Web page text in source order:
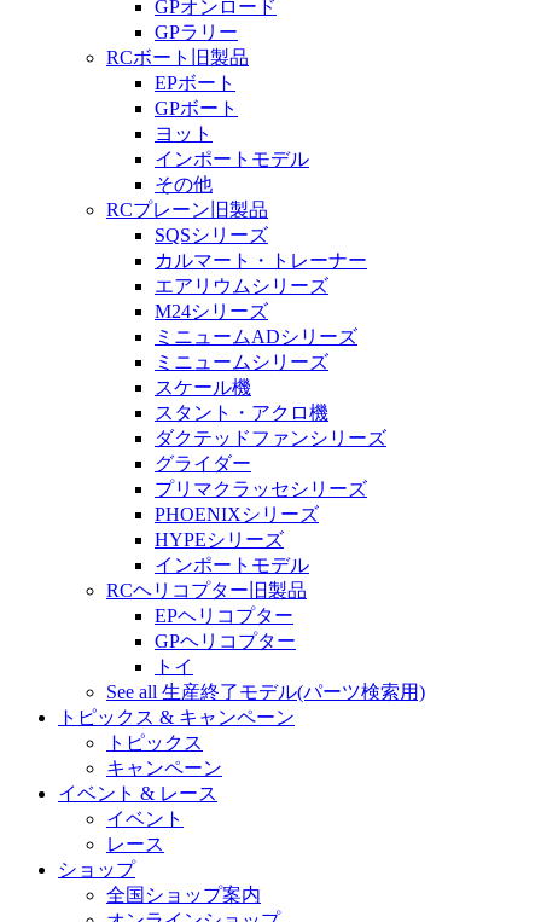
GPオンロード
GPラリー
RCボート旧製品
EPボート
GPボート
ヨット
インポートモデル
その他
RCプレーン旧製品
SQSシリーズ
カルマート・トレーナー
エアリウムシリーズ
M24シリーズ
ミニュームADシリーズ
ミニュームシリーズ
スケール機
スタント・アクロ機
ダクテッドファンシリーズ
グライダー
プリマクラッセシリーズ
PHOENIXシリーズ
HYPEシリーズ
インポートモデル
RCヘリコプター旧製品
EPヘリコプター
GPヘリコプター
トイ
See all 生産終了モデル(パーツ検索用)
トピックス & キャンペーン
トピックス
キャンペーン
イベント & レース
イベント
レース
ショップ
全国ショップ案内